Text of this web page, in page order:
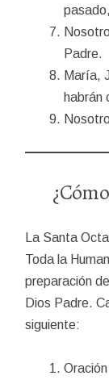
Padre.
María,
habrán
La Santa
Toda la
preparación
Dios Padre.
siguiente: